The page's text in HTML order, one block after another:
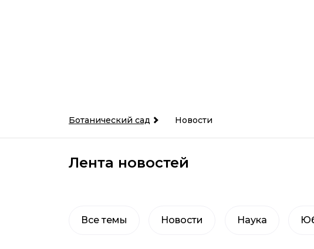
Ботанический сад Новости
Лента новостей
Все темы Новости Наука